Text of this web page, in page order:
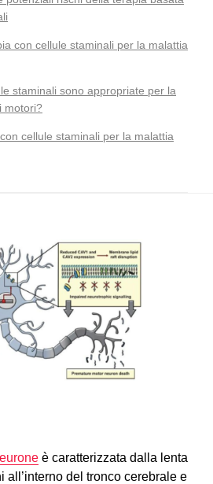
è caratterizzata dalla lenta
all’interno del tronco cerebrale e
con cellule staminali per la malattia
staminali sono appropriate per la
motori?
cellule staminali per la malattia